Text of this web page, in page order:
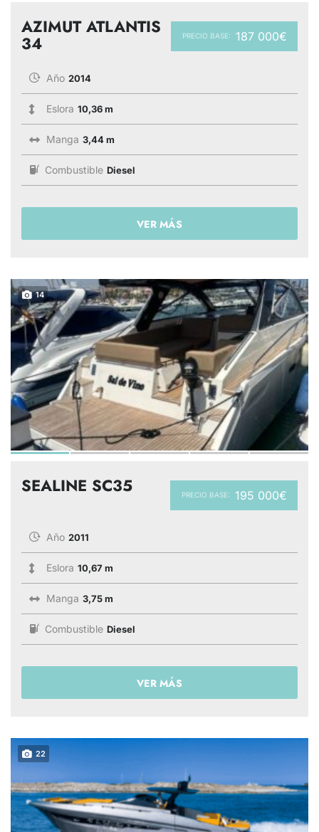
PRECIO BASE: 187 000€
AZIMUT ATLANTIS
34
Año 2014
Eslora 10,36 m
Manga 3,44 m
Combustible Diesel
VER MÁS
14
PRECIO BASE: 195 000€
SEALINE SC35
Año 2011
Eslora 10,67 m
Manga 3,75 m
Combustible Diesel
VER MÁS
22